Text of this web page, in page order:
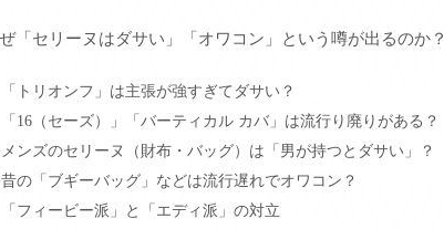
「セリーヌはダサい」「オワコン」という噂が出るのか？
トリオンフ」は主張が強すぎてダサい？
16（セーズ）」「バーティカル カバ」は流行り廃りがある？
ンズのセリーヌ（財布・バッグ）は「男が持つとダサい」？
の「ブギーバッグ」などは流行遅れでオワコン？
フィービー派」と「エディ派」の対立